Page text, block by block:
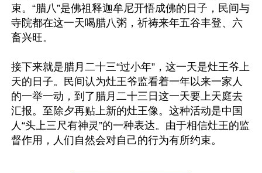
束。“腊八”是佛祖释迦牟尼开悟成佛的日子，民间与
寺院都在这一天喝腊八粥，祈祷来年五谷丰登、六
畜兴旺。
接下来就是腊月二十三“过小年”，这一天是灶王爷上
天的日子。民间认为灶王爷监看着一年以来一家人
的一举一动，到了腊月二十三日这一天要上天庭去
汇报。至除夕再贴上新的灶王像。这种活动是中国
人“头上三尺有神灵”的一种表达。由于相信灶王的监